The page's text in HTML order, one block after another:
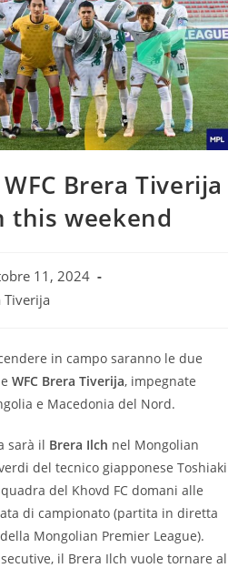
Brera Tiverija
this weekend
11, 2024
Tiverija
in campo saranno le due
eWFC Brera Tiverija, impegnate
e Macedonia del Nord.
sarà il Brera Ilch nel Mongolian
del tecnico giapponese Toshiaki
del Khovd FC domani alle
di campionato (partita in diretta
Mongolian Premier League).
il Brera Ilch vuole tornare al